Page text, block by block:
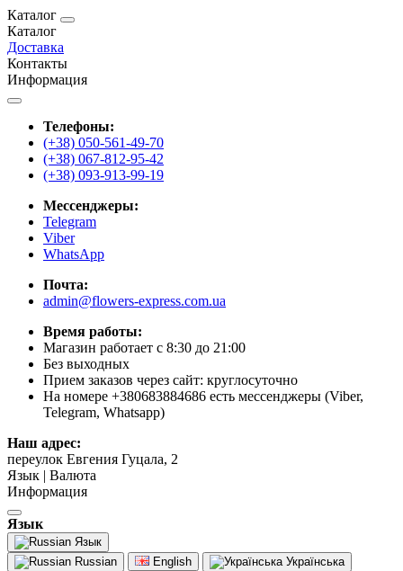
Каталог
Каталог
Доставка
Контакты
Информация
Телефоны:
(+38) 050-561-49-70
(+38) 067-812-95-42
(+38) 093-913-99-19
Мессенджеры:
Telegram
Viber
WhatsApp
Почта:
admin@flowers-express.com.ua
Время работы:
Магазин работает с 8:30 до 21:00
Без выходных
Прием заказов через сайт: круглосуточно
На номере +380683884686 есть мессенджеры (Viber,
Telegram, Whatsapp)
Наш адрес:
переулок Евгения Гуцала, 2
Язык | Валюта
Информация
Язык
Язык
Russian
English Українська